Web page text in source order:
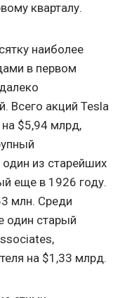
кварталу.
наиболее
в первом
Всего акций Tesla
$5,94 млрд,
из старейших
еще в 1926 году.
млн. Среди
один старый
на $1,33 млрд.